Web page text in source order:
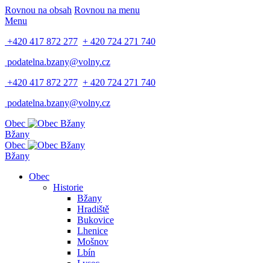
Rovnou na obsah Rovnou na menu
Menu
+420 417 872 277 + 420 724 271 740
podatelna.bzany@volny.cz
+420 417 872 277 + 420 724 271 740
podatelna.bzany@volny.cz
Obec
Bžany
Obec
Bžany
Obec
Historie
Bžany
Hradiště
Bukovice
Lhenice
Mošnov
Lbín